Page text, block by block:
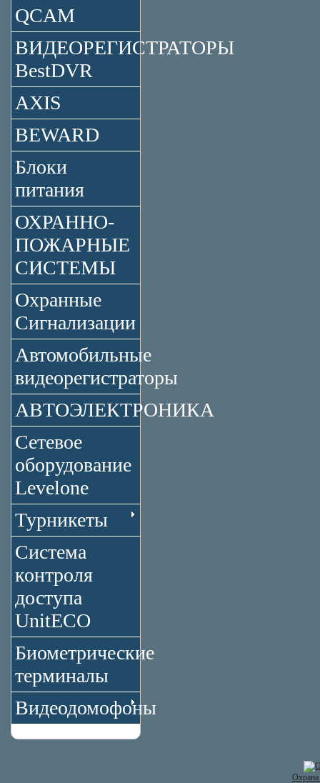
QCAM
ВИДЕОРЕГИСТРАТОРЫ
BestDVR
AXIS
BEWARD
Блоки
питания
ОХРАННО-
ПОЖАРНЫЕ
СИСТЕМЫ
Охранные
Сигнализации
Автомобильные
видеорегистраторы
АВТОЭЛЕКТРОНИКА
Сетевое
оборудование
Levelone
Турникеты
Система
контроля
доступа
UnitECO
Биометрические
терминалы
Видеодомофоны